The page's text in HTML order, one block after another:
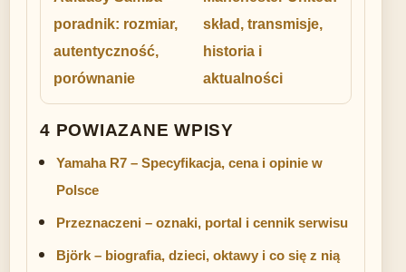
poradnik: rozmiar,
autentyczność,
porównanie
skład, transmisje,
historia i
aktualności
4 POWIAZANE WPISY
Yamaha R7 – Specyfikacja, cena i opinie w
Polsce
Przeznaczeni – oznaki, portal i cennik serwisu
Björk – biografia, dzieci, oktawy i co się z nią